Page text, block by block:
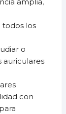
amplia,
los
o
auriculares
con